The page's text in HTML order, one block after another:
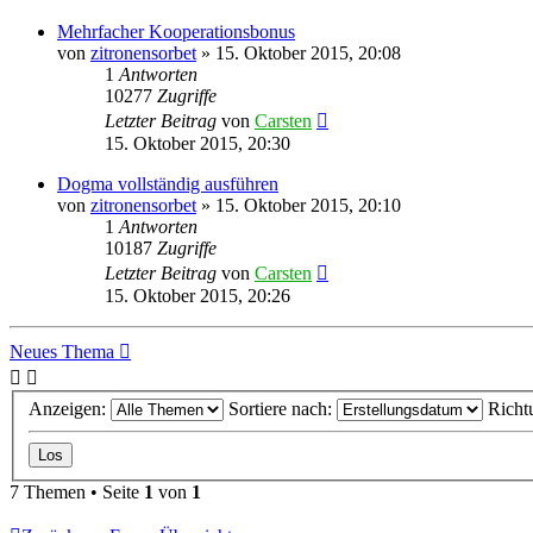
Mehrfacher Kooperationsbonus
von zitronensorbet » 15. Oktober 2015, 20:08
1 Antworten
10277 Zugriffe
Letzter Beitrag von Carsten
15. Oktober 2015, 20:30
Dogma vollständig ausführen
von zitronensorbet » 15. Oktober 2015, 20:10
1 Antworten
10187 Zugriffe
Letzter Beitrag von Carsten
15. Oktober 2015, 20:26
Neues Thema
Anzeigen: Sortiere nach:
7 Themen • Seite 1 von 1